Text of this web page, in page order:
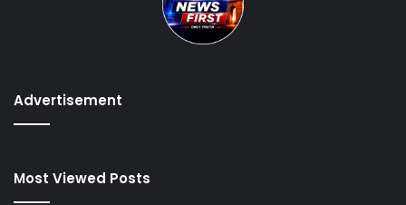
Advertisement
Most Viewed Posts